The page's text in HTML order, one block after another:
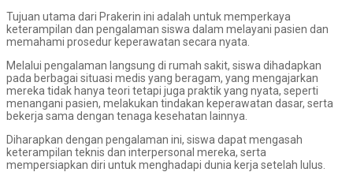
Tujuan utama dari Prakerin ini adalah untuk memperkaya
keterampilan dan pengalaman siswa dalam melayani pasien dan
memahami prosedur keperawatan secara nyata.
Melalui pengalaman langsung di rumah sakit, siswa dihadapkan
pada berbagai situasi medis yang beragam, yang mengajarkan
mereka tidak hanya teori tetapi juga praktik yang nyata, seperti
menangani pasien, melakukan tindakan keperawatan dasar, serta
bekerja sama dengan tenaga kesehatan lainnya.
Diharapkan dengan pengalaman ini, siswa dapat mengasah
keterampilan teknis dan interpersonal mereka, serta
mempersiapkan diri untuk menghadapi dunia kerja setelah lulus.